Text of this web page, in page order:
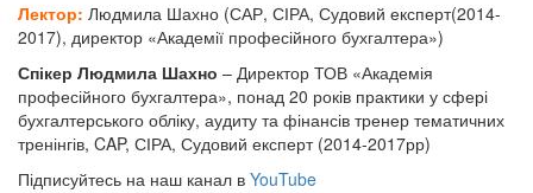
Лектор: Людмила Шахно (САР, СІРА, Судовий експерт(2014-
2017), директор «Академії професійного бухгалтера»)
Спікер Людмила Шахно – Директор ТОВ «Академія
професійного бухгалтера», понад 20 років практики у сфері
бухгалтерського обліку, аудиту та фінансів тренер тематичних
тренінгів, CAP, СІРА, Судовий експерт (2014-2017рр)
Підписуйтесь на наш канал в YouTube